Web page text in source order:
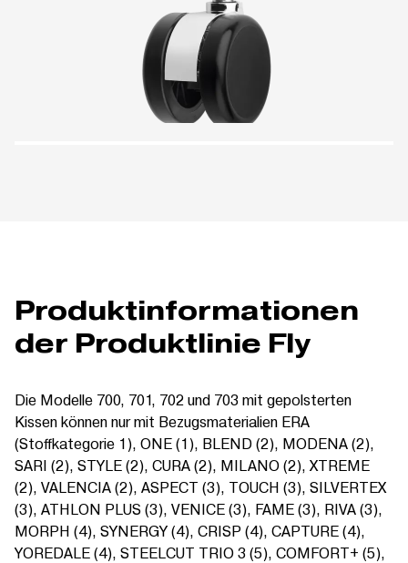
Produktinformationen
der Produktlinie Fly
Die Modelle 700, 701, 702 und 703 mit gepolsterten
Kissen können nur mit Bezugsmaterialien ERA
(Stoffkategorie 1), ONE (1), BLEND (2), MODENA (2),
SARI (2), STYLE (2), CURA (2), MILANO (2), XTREME
(2), VALENCIA (2), ASPECT (3), TOUCH (3), SILVERTEX
(3), ATHLON PLUS (3), VENICE (3), FAME (3), RIVA (3),
MORPH (4), SYNERGY (4), CRISP (4), CAPTURE (4),
YOREDALE (4), STEELCUT TRIO 3 (5), COMFORT+ (5),